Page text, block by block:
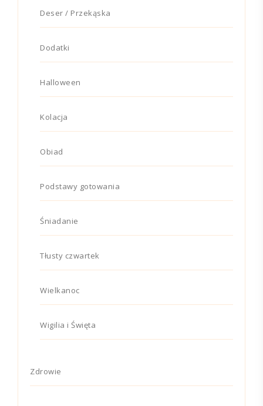
Deser / Przekąska
Dodatki
Halloween
Kolacja
Obiad
Podstawy gotowania
Śniadanie
Tłusty czwartek
Wielkanoc
Wigilia i Święta
Zdrowie